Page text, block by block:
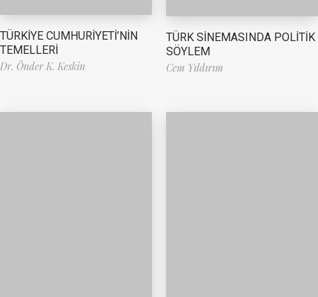
TÜRKİYE CUMHURİYETİ’NİN
TEMELLERİ
Dr. Önder K. Keskin
TÜRK SİNEMASINDA POLİTİK
SÖYLEM
Cem Yıldırım